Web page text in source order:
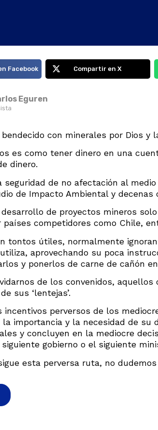
Facebook Compartir en X
Eguren
con minerales por Dios y
es como tener dinero en una
dinero.
seguridad de no afectación al
de Impacto Ambiental y decenas
desarrollo de proyectos mineros
países competidores como Chile,
tontos útiles, normalmente
aprovechando su poca
y ponerlos de carne de cañón
de los convenidos,
sus ‘lentejas’.
incentivos perversos de los
importancia y la necesidad de su
y concluyen en la mediocre
gobierno o el siguiente
esta perversa ruta, no